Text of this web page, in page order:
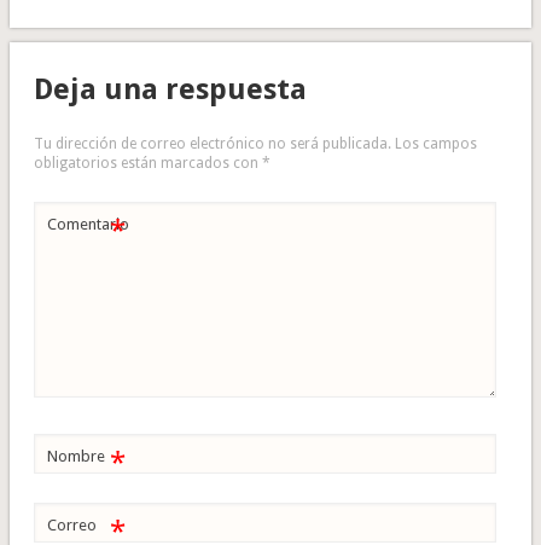
Deja una respuesta
Tu dirección de correo electrónico no será publicada. Los campos
obligatorios están marcados con *
Comentario
*
Nombre *
Correo *